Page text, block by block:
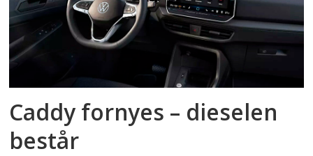
Caddy fornyes – dieselen
består